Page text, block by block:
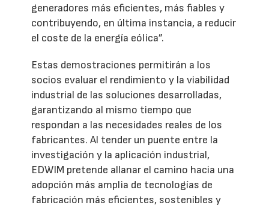
generadores más eficientes, más fiables y
contribuyendo, en última instancia, a reducir
el coste de la energía eólica”.
Estas demostraciones permitirán a los
socios evaluar el rendimiento y la viabilidad
industrial de las soluciones desarrolladas,
garantizando al mismo tiempo que
respondan a las necesidades reales de los
fabricantes. Al tender un puente entre la
investigación y la aplicación industrial,
EDWIM pretende allanar el camino hacia una
adopción más amplia de tecnologías de
fabricación más eficientes, sostenibles y